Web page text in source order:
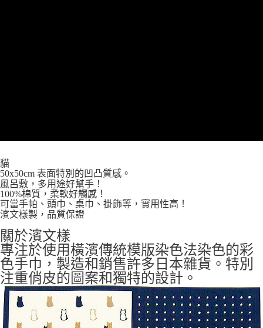
貓
50x50cm 表面特別的凹凸質感。
風呂敷，多用途好幫手！
100%棉質，柔軟好觸感！
可當手帕、頭巾、桌巾、掛飾等，實用性高！
濱文樣製，品質保證
關於濱文樣
專注於使用橫濱傳統模版染色法染色的彩
色手巾， 製造和銷售許多日本雜貨。 特別
注重俏皮的圖案和獨特的設計。